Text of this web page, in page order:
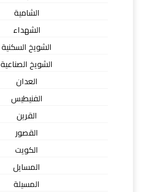
الشامية
الشهداء
الشويخ السكنية
الشويخ الصناعية
العدان
الفنيطيس
القرين
القصور
الكويت
المسايل
المسيلة